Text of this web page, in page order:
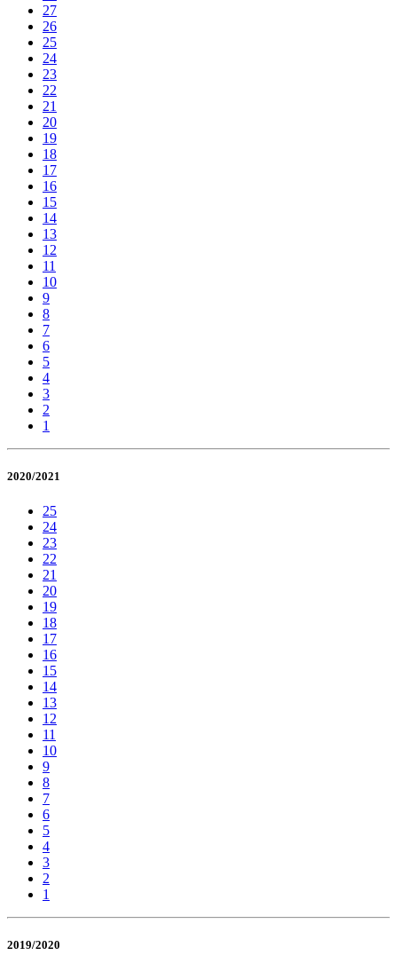
27
26
25
24
23
22
21
20
19
18
17
16
15
14
13
12
11
10
9
8
7
6
5
4
3
2
1
2020/2021
25
24
23
22
21
20
19
18
17
16
15
14
13
12
11
10
9
8
7
6
5
4
3
2
1
2019/2020